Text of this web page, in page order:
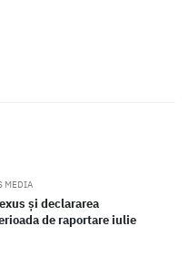
MEDIA
și declararea
de raportare iulie